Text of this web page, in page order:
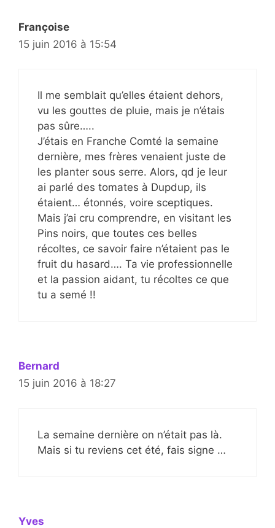
Françoise
15 juin 2016 à 15:54
Il me semblait qu’elles étaient dehors,
vu les gouttes de pluie, mais je n’étais
pas sûre…..
J’étais en Franche Comté la semaine
dernière, mes frères venaient juste de
les planter sous serre. Alors, qd je leur
ai parlé des tomates à Dupdup, ils
étaient… étonnés, voire sceptiques.
Mais j’ai cru comprendre, en visitant les
Pins noirs, que toutes ces belles
récoltes, ce savoir faire n’étaient pas le
fruit du hasard…. Ta vie professionnelle
et la passion aidant, tu récoltes ce que
tu a semé !!
Bernard
15 juin 2016 à 18:27
La semaine dernière on n’était pas là.
Mais si tu reviens cet été, fais signe …
Yves